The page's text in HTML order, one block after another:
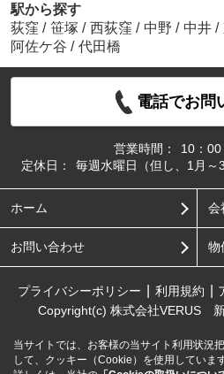
駅から探す
荻窪 / 笹塚 / 西荻窪 / 中野 / 中井 /
阿佐ケ谷 / 代田橋
電話でお問
営業時間：
10：
定休日：
毎週水曜日（但し、1月
ホーム 会
お問い合わせ 物
プライバシーポリシー 利用規約
Copyright(c) 株式会社VERUS
当サイトでは、お客様の当サイト利用状況
して、クッキー（Cookie）を使用しています